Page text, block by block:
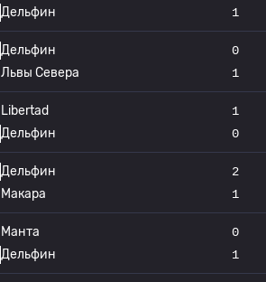
Дельфин
1
Дельфин
Львы Севера
0
1
Libertad
Дельфин
1
0
Дельфин
Макара
2
1
Манта
Дельфин
0
1